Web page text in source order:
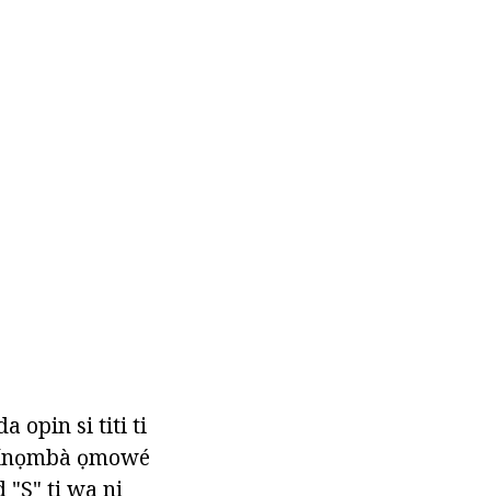
opin si titi ti
ọmowé
"S" ti wa ni